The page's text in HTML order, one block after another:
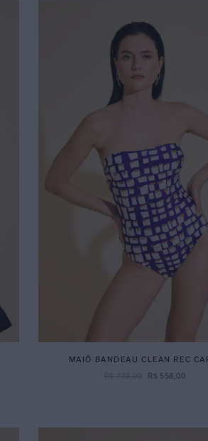
MAIÔ BANDEAU CLEAN REC
R$ 558 00